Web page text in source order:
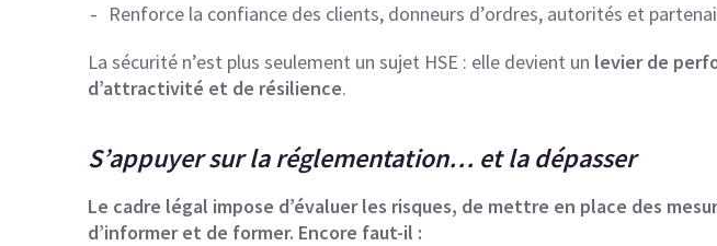
Renforce la confiance des clients, donneurs d’ordres, autorités et
La sécurité n’est plus seulement un sujet HSE : elle devient un levier de
d’attractivité et de résilience.
S’appuyer sur la réglementation… et la dépasser
Le cadre légal impose d’évaluer les risques, de mettre en place des
d’informer et de former. Encore faut-il :